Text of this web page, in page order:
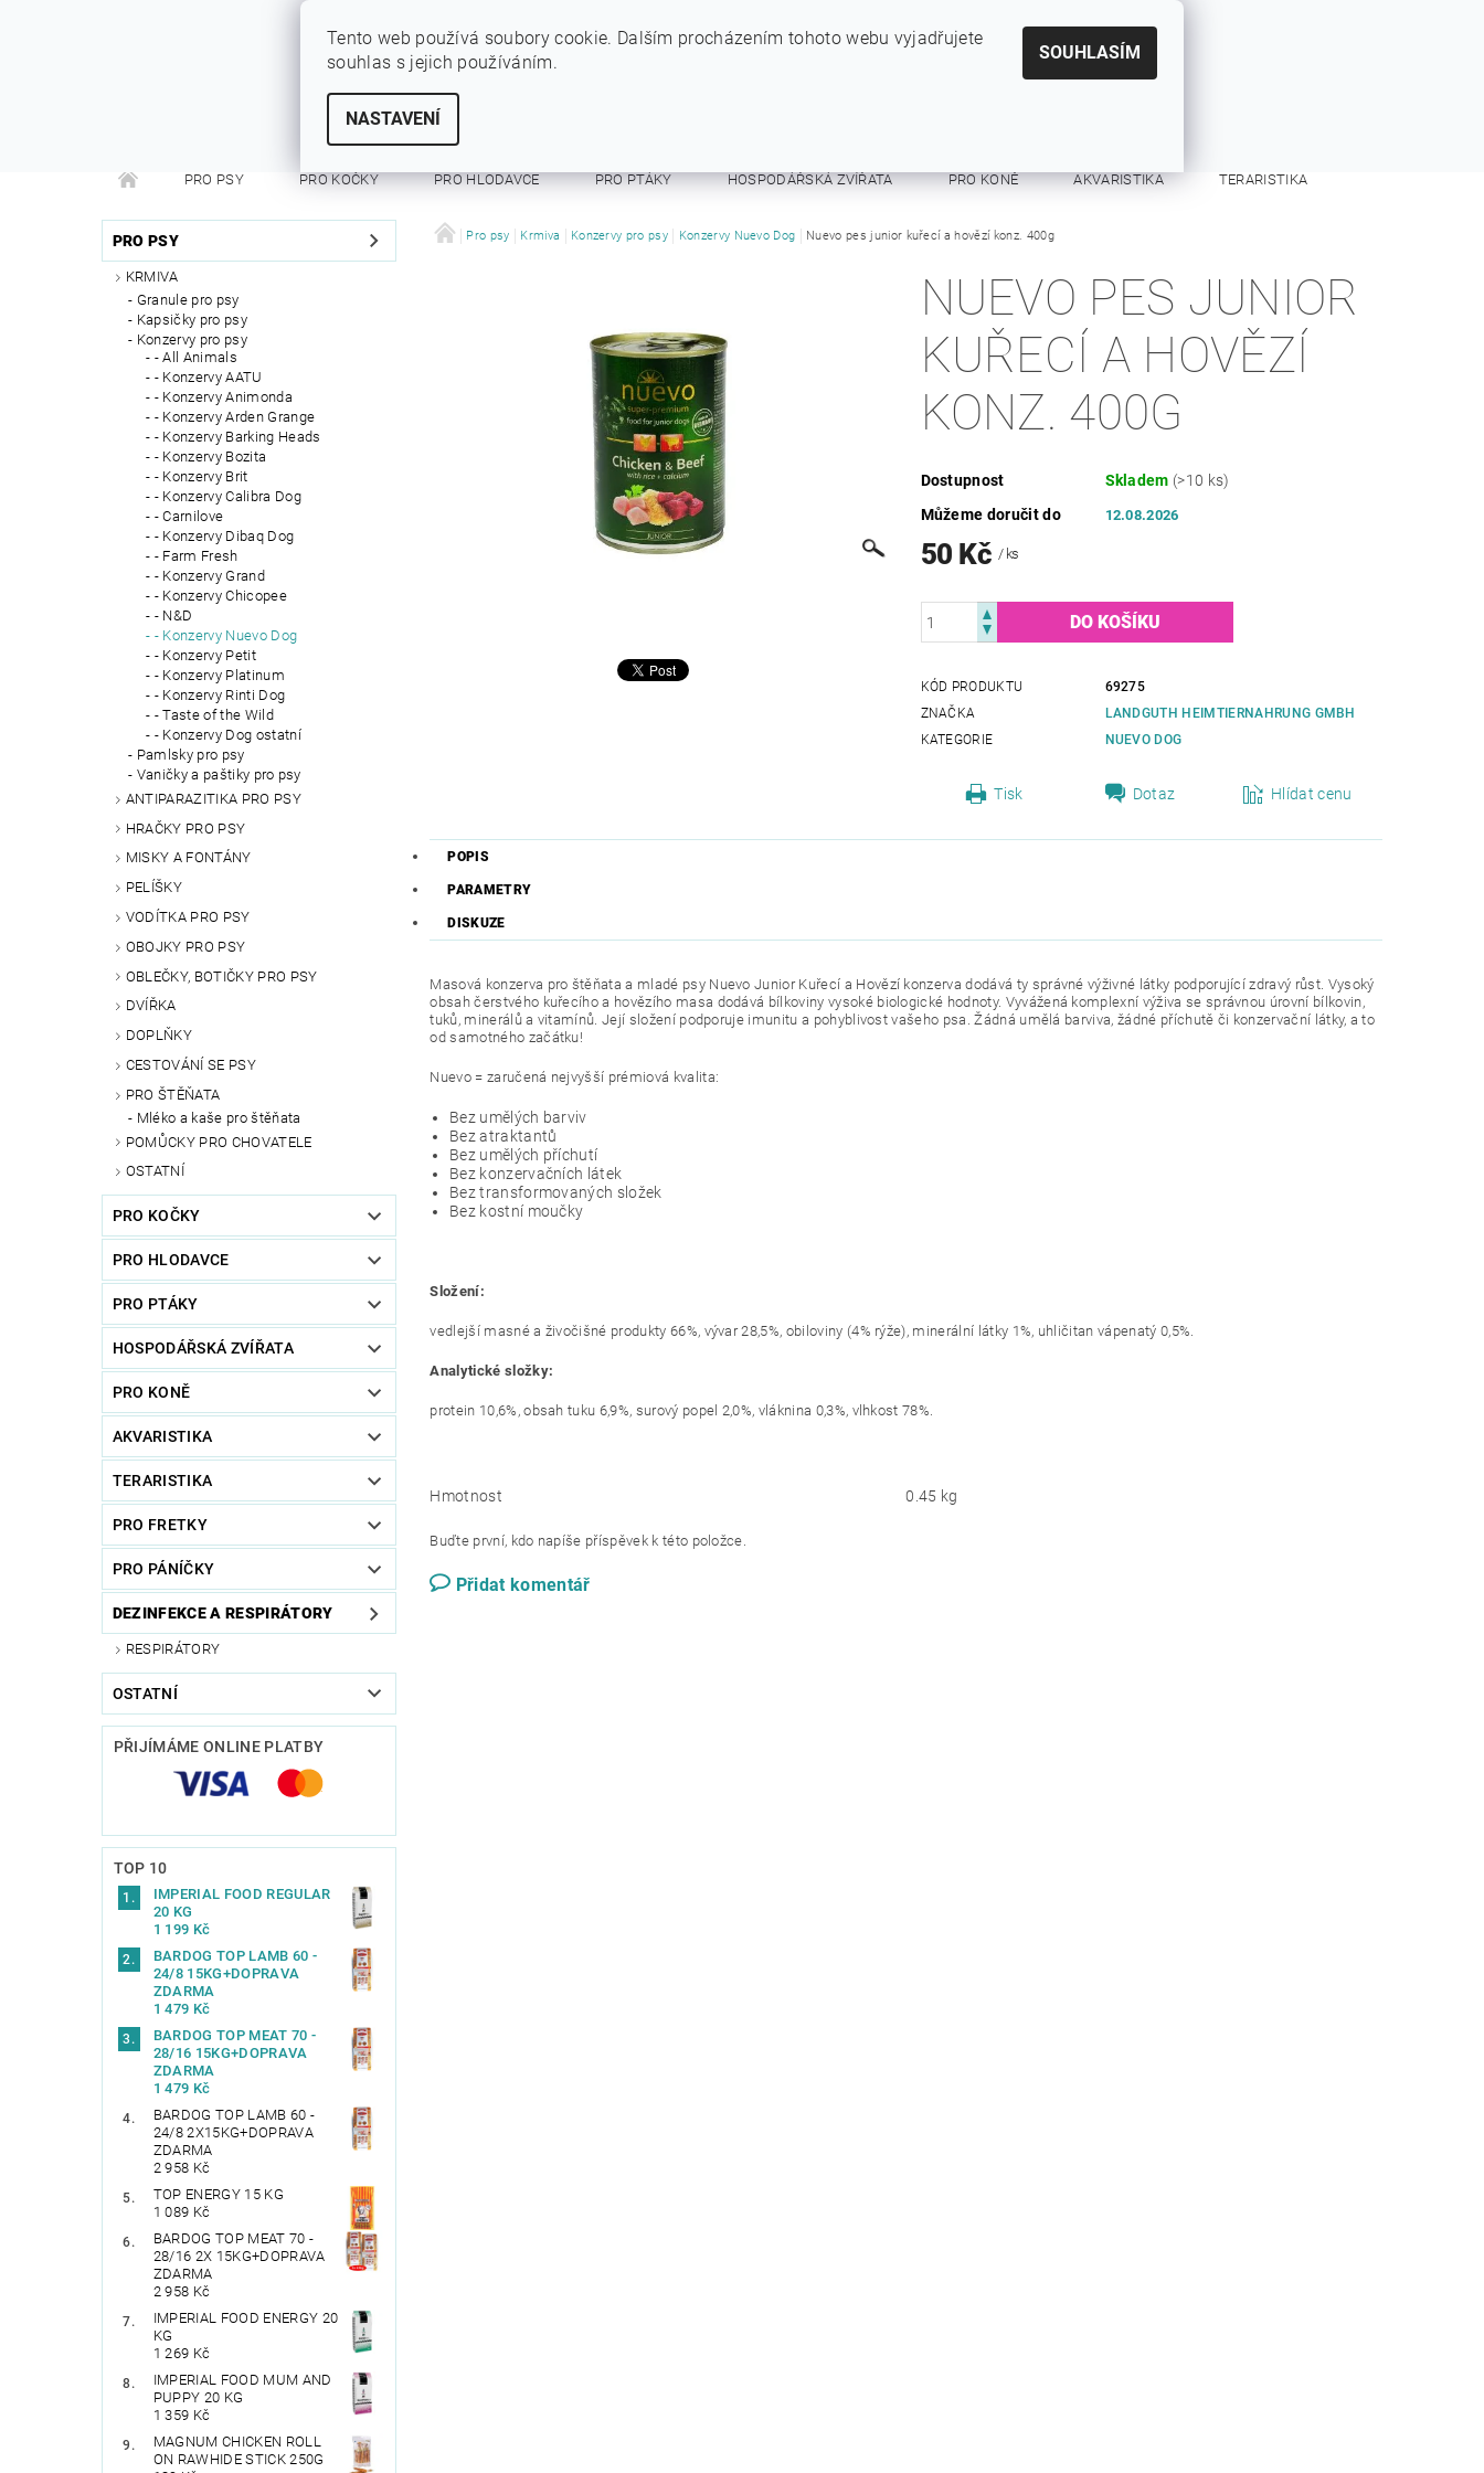
PRO PSY PRO KOČKY PRO HLODAVCE PRO PTÁKY HOSPODÁŘSKÁ ZVÍŘATA PRO KONĚ AKVARISTIKA TERARISTIKA
PRO FRETKY DEZINFEKCE A RESPIRÁTORY OSTATNÍ OBCHODNÍ PODMÍNKY KONTAKTY
PRO PSY
KRMIVA
Granule pro psy
Kapsičky pro psy
Konzervy pro psy
- All Animals
- Konzervy AATU
- Konzervy Animonda
- Konzervy Arden Grange
- Konzervy Barking Heads
- Konzervy Bozita
- Konzervy Brit
- Konzervy Calibra Dog
- Carnilove
- Konzervy Dibaq Dog
- Farm Fresh
- Konzervy Grand
- Konzervy Chicopee
- N&D
- Konzervy Nuevo Dog
- Konzervy Petit
- Konzervy Platinum
- Konzervy Rinti Dog
- Taste of the Wild
- Konzervy Dog ostatní
Pamlsky pro psy
Vaničky a paštiky pro psy
ANTIPARAZITIKA PRO PSY
HRAČKY PRO PSY
MISKY A FONTÁNY
PELÍŠKY
VODÍTKA PRO PSY
OBOJKY PRO PSY
OBLEČKY, BOTIČKY PRO PSY
DVÍŘKA
DOPLŇKY
CESTOVÁNÍ SE PSY
PRO ŠTĚŇATA
Mléko a kaše pro štěňata
POMŮCKY PRO CHOVATELE
OSTATNÍ
PRO KOČKY
PRO HLODAVCE
PRO PTÁKY
HOSPODÁŘSKÁ ZVÍŘATA
PRO KONĚ
AKVARISTIKA
TERARISTIKA
PRO FRETKY
PRO PÁNÍČKY
DEZINFEKCE A RESPIRÁTORY
RESPIRÁTORY
OSTATNÍ
PŘIJÍMÁME ONLINE PLATBY
TOP 10
IMPERIAL FOOD REGULAR
20 KG
1 199 Kč
BARDOG TOP LAMB 60 -
24/8 15KG+DOPRAVA
ZDARMA
1 479 Kč
BARDOG TOP MEAT 70 -
28/16 15KG+DOPRAVA
ZDARMA
1 479 Kč
BARDOG TOP LAMB 60 -
24/8 2X15KG+DOPRAVA
ZDARMA
2 958 Kč
TOP ENERGY 15 KG
1 089 Kč
BARDOG TOP MEAT 70 -
28/16 2X 15KG+DOPRAVA
ZDARMA
2 958 Kč
IMPERIAL FOOD ENERGY 20
KG
1 269 Kč
IMPERIAL FOOD MUM AND
PUPPY 20 KG
1 359 Kč
MAGNUM CHICKEN ROLL
ON RAWHIDE STICK 250G
Pro psy Krmiva Konzervy pro psy Konzervy Nuevo Dog Nuevo pes junior kuřecí a hovězí konz. 400g
NUEVO PES JUNIOR
KUŘECÍ A HOVĚZÍ
KONZ. 400G
Dostupnost Skladem (>10 ks)
Můžeme doručit do
12.08.2026
50 Kč / ks
KÓD PRODUKTU
69275
ZNAČKA
LANDGUTH HEIMTIERNAHRUNG GMBH
KATEGORIE
NUEVO DOG
Tisk Dotaz Hlídat cenu
POPIS
PARAMETRY
DISKUZE
Masová konzerva pro štěňata a mladé psy Nuevo Junior Kuřecí a Hovězí konzerva dodává ty správné výživné látky podporující zdravý růst. Vysoký
obsah čerstvého kuřecího a hovězího masa dodává bílkoviny vysoké biologické hodnoty. Vyvážená komplexní výživa se správnou úrovní bílkovin,
tuků, minerálů a vitamínů. Její složení podporuje imunitu a pohyblivost vašeho psa. Žádná umělá barviva, žádné příchutě či konzervační látky, a to
od samotného začátku!
Nuevo = zaručená nejvyšší prémiová kvalita:
Bez umělých barviv
Bez atraktantů
Bez umělých příchutí
Bez konzervačních látek
Bez transformovaných složek
Bez kostní moučky
Složení:
vedlejší masné a živočišné produkty 66%, vývar 28,5%, obiloviny (4% rýže), minerální látky 1%, uhličitan vápenatý 0,5%.
Analytické složky:
protein 10,6%, obsah tuku 6,9%, surový popel 2,0%, vláknina 0,3%, vlhkost 78%.
Hmotnost 0.45 kg
Buďte první, kdo napíše příspěvek k této položce.
Přidat komentář
Tento web používá soubory cookie. Dalším procházením tohoto webu vyjadřujete
souhlas s jejich používáním.
NASTAVENÍ
SOUHLASÍM